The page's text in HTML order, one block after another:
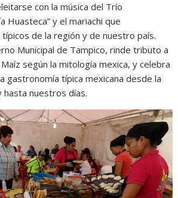
con la música del Trío
Huasteca” y el mariachi que
de la región y de nuestro país.
Municipal de Tampico, rinde tributo a
según la mitología mexica, y celebra
gastronomía típica mexicana desde la
hasta nuestros días.